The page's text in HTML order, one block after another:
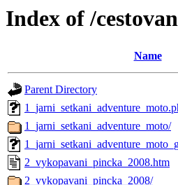
Index of /
Name
Parent Directory
1_jarni_setkani_adventure_moto/
2_vykopavani_pincka_2008.htm
2_vykopavani_pincka_2008/